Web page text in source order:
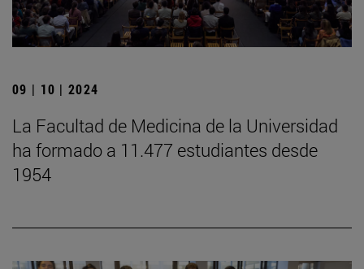
09 | 10 | 2024
La Facultad de Medicina de la Universidad
ha formado a 11.477 estudiantes desde
1954